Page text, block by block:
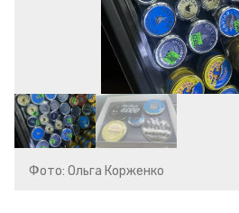
Фото: Ольга Корженко